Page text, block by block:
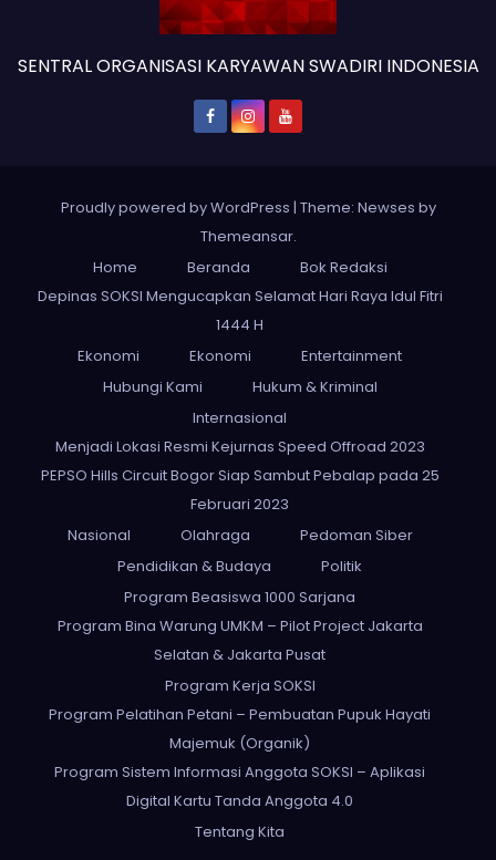
SENTRAL ORGANISASI KARYAWAN SWADIRI INDONESIA
Proudly powered by WordPress | Theme: Newses by
Themeansar.
Home
Beranda
Bok Redaksi
Depinas SOKSI Mengucapkan Selamat Hari Raya Idul Fitri
1444 H
Ekonomi
Ekonomi
Entertainment
Hubungi Kami
Hukum & Kriminal
Internasional
Menjadi Lokasi Resmi Kejurnas Speed Offroad 2023
PEPSO Hills Circuit Bogor Siap Sambut Pebalap pada 25
Februari 2023
Nasional
Olahraga
Pedoman Siber
Pendidikan & Budaya
Politik
Program Beasiswa 1000 Sarjana
Program Bina Warung UMKM – Pilot Project Jakarta
Selatan & Jakarta Pusat
Program Kerja SOKSI
Program Pelatihan Petani – Pembuatan Pupuk Hayati
Majemuk (Organik)
Program Sistem Informasi Anggota SOKSI – Aplikasi
Digital Kartu Tanda Anggota 4.0
Tentang Kita